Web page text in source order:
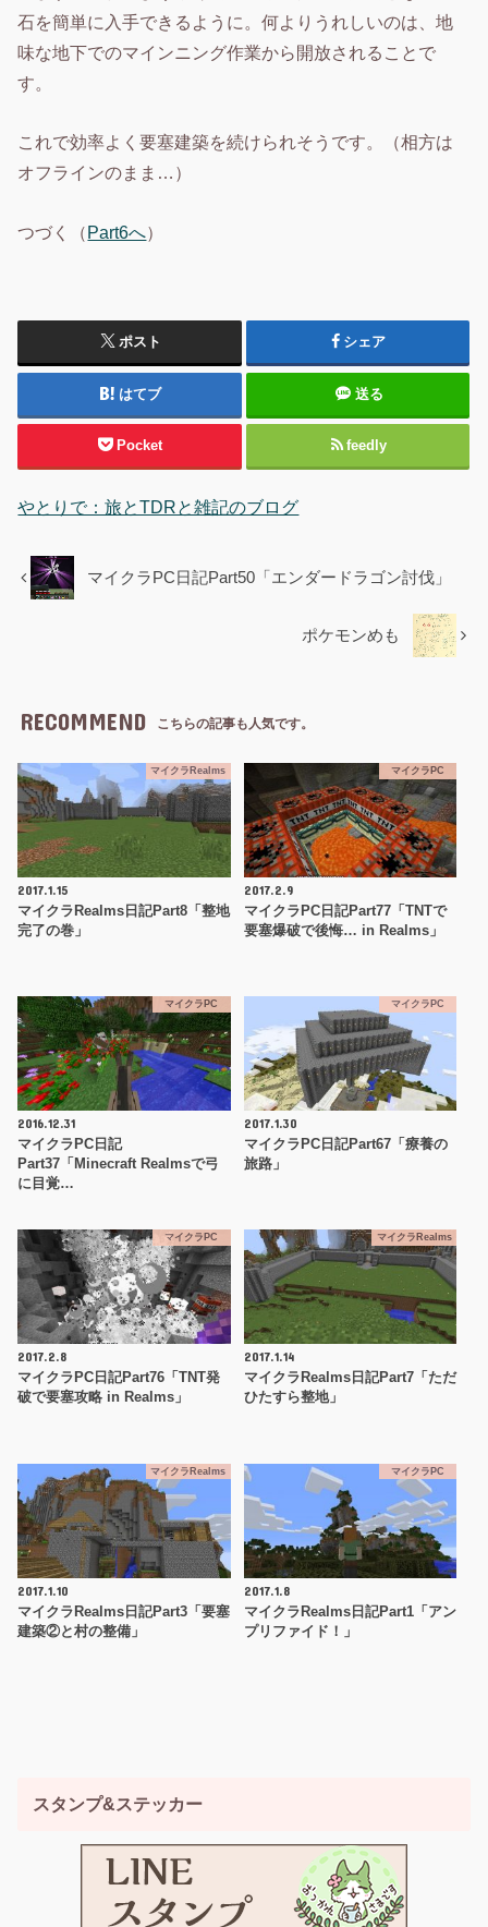
石を簡単に入手できるように。何よりうれしいのは、地
味な地下でのマインニング作業から開放されることで
す。
これで効率よく要塞建築を続けられそうです。（相方は
オフラインのまま…）
つづく（Part6へ）
ポスト シェア
はてブ 送る
Pocket feedly
やとりで：旅とTDRと雑記のブログ
マイクラPC日記Part50「エンダードラゴン討伐」
ポケモンめも
RECOMMEND こちらの記事も人気です。
マイクラRealms
2017.1.15
マイクラRealms日記Part8「整地
完了の巻」
マイクラPC
2017.2.9
マイクラPC日記Part77「TNTで
要塞爆破で後悔… in Realms」
マイクラPC
2016.12.31
マイクラPC日記
Part37「Minecraft Realmsで弓
に目覚…
マイクラPC
2017.1.30
マイクラPC日記Part67「療養の
旅路」
マイクラPC
2017.2.8
マイクラPC日記Part76「TNT発
破で要塞攻略 in Realms」
マイクラRealms
2017.1.14
マイクラRealms日記Part7「ただ
ひたすら整地」
マイクラRealms
2017.1.10
マイクラRealms日記Part3「要塞
建築②と村の整備」
マイクラPC
2017.1.8
マイクラRealms日記Part1「アン
プリファイド！」
スタンプ&ステッカー